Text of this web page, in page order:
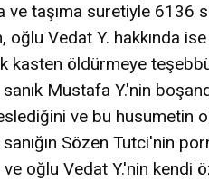
ve taşıma suretiyle 6136
oğlu Vedat Y. hakkında
kasten öldürmeye
Mustafa Y.'nin
ve bu husumetin
Sözen Tutci'nin
oğlu Vedat Y.'nin kendi